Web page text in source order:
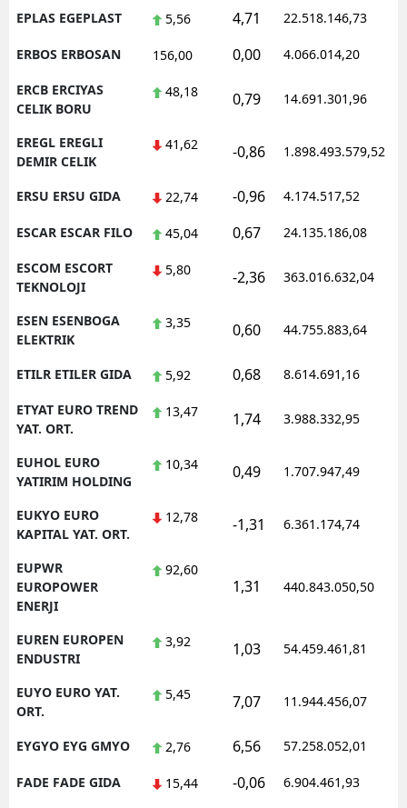
EPLAS EGEPLAST 5,56 4,71 22.518.146,73
ERBOS ERBOSAN 156,00 0,00 4.066.014,20
ERCB ERCIYAS
CELIK BORU
48,18 0,79 14.691.301,96
EREGL EREGLI
DEMIR CELIK
41,62 -0,86 1.898.493.579,52
ERSU ERSU GIDA 22,74 -0,96 4.174.517,52
ESCAR ESCAR FILO 45,04 0,67 24.135.186,08
ESCOM ESCORT
TEKNOLOJI
5,80 -2,36 363.016.632,04
ESEN ESENBOGA
ELEKTRIK
3,35 0,60 44.755.883,64
ETILR ETILER GIDA 5,92 0,68 8.614.691,16
ETYAT EURO TREND
YAT. ORT.
13,47 1,74 3.988.332,95
EUHOL EURO
YATIRIM HOLDING
10,34 0,49 1.707.947,49
EUKYO EURO
KAPITAL YAT. ORT.
12,78 -1,31 6.361.174,74
EUPWR
EUROPOWER
ENERJI
92,60
1,31 440.843.050,50
EUREN EUROPEN
ENDUSTRI
3,92 1,03 54.459.461,81
EUYO EURO YAT.
ORT.
5,45 7,07 11.944.456,07
EYGYO EYG GMYO 2,76 6,56 57.258.052,01
FADE FADE GIDA 15,44 -0,06 6.904.461,93